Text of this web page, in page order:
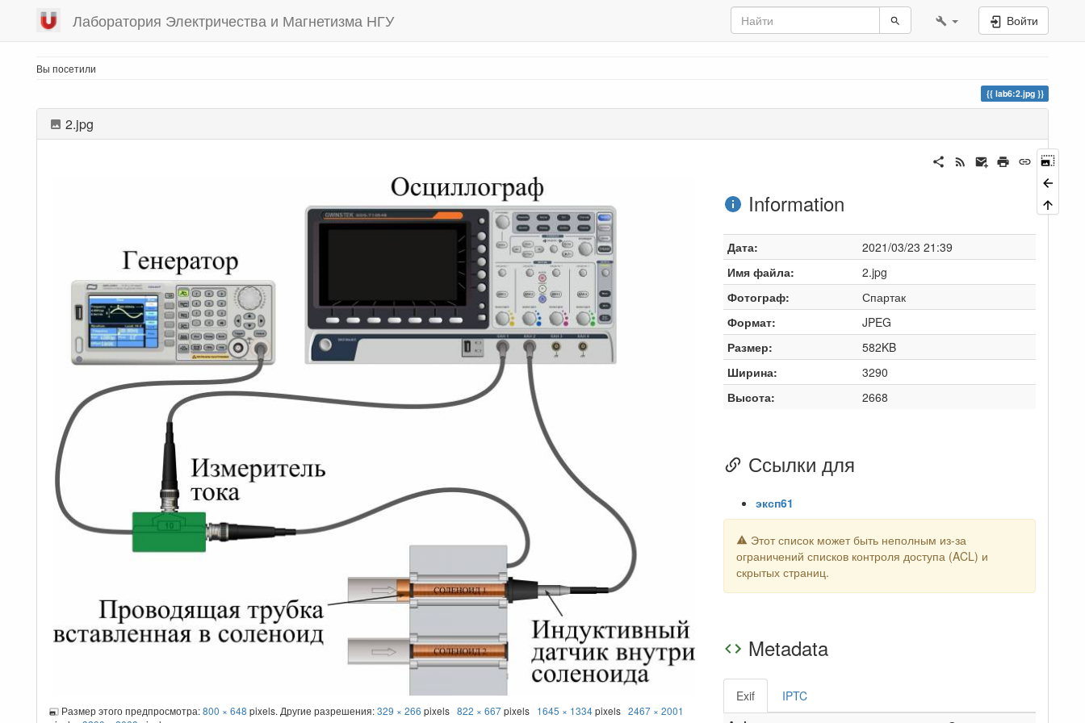
Лаборатория Электричества и Магнетизма НГУ Войти
Вы посетили
lab6:2.jpg
2.jpg
Размер этого предпросмотра:800 × 648 pixels. Другие разрешения:329 × 266 pixels 822 × 667pixels 1645 × 1334pixels 2467 × 2001
Information
Дата:
2021/03/23 21:39
Имя файла:
2.jpg
Фотограф:
Спартак
Формат:
JPEG
Размер:
582KB
Ширина:
3290
Высота:
2668
Ссылки для
эксп61
Этот список может быть неполным из-за
ограничений списков контроля доступа (ACL) и
скрытых страниц.
Metadata
Exif
IPTC